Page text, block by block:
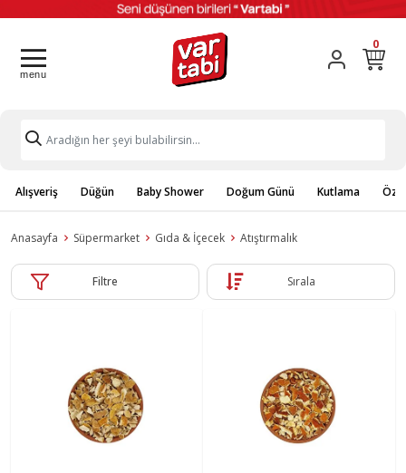
0
Alışveriş Düğün Baby Shower Doğum Günü Kutlama
Anasayfa Süpermarket Gıda & İçecek Atıştırmalık
Filtre Sırala